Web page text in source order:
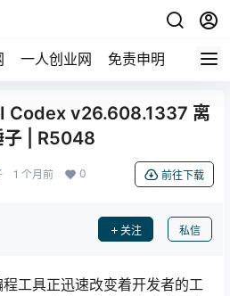
一人创业网 免责申明
Codex v26.608.1337 离
子 | R5048
1 个月前 0 前往下载
关注 私信
工具正迅速改变着开发者的工